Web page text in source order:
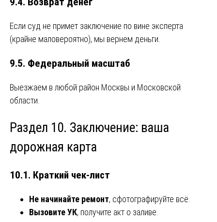
Если суд не примет заключение по вине эксперта
(крайне маловероятно), мы вернем деньги.
9.5. Федеральный масштаб
Выезжаем в любой район Москвы и Московской
области.
Раздел 10. Заключение: ваша
дорожная карта
10.1. Краткий чек-лист
Не начинайте ремонт, сфотографируйте всё.
Вызовите УК, получите акт о заливе.